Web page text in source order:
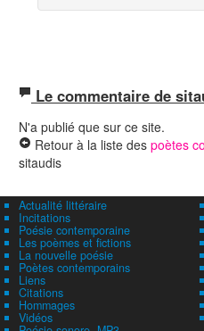
Le commentaire de
N'a publié que sur ce site.
Retour à la liste des poètes
sitaudis
Actualité littéraire
Incitations
Poésie contemporaine
Les poèmes et fictions
La nouvelle poésie
Poètes contemporains
Liens
Citations
Hommages
Vidéos